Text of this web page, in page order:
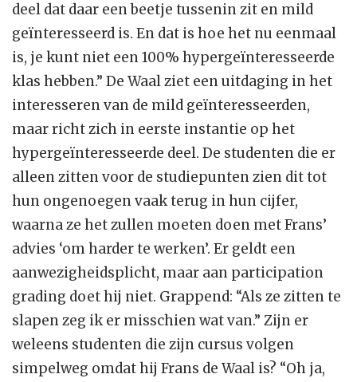
deel dat daar een beetje tussenin zit en mild
geïnteresseerd is. En dat is hoe het nu eenmaal
is, je kunt niet een 100% hypergeïnteresseerde
klas hebben.” De Waal ziet een uitdaging in het
interesseren van de mild geïnteresseerden,
maar richt zich in eerste instantie op het
hypergeïnteresseerde deel. De studenten die er
alleen zitten voor de studiepunten zien dit tot
hun ongenoegen vaak terug in hun cijfer,
waarna ze het zullen moeten doen met Frans’
advies ‘om harder te werken’. Er geldt een
aanwezigheidsplicht, maar aan participation
grading doet hij niet. Grappend: “Als ze zitten te
slapen zeg ik er misschien wat van.” Zijn er
weleens studenten die zijn cursus volgen
simpelweg omdat hij Frans de Waal is? “Oh ja,